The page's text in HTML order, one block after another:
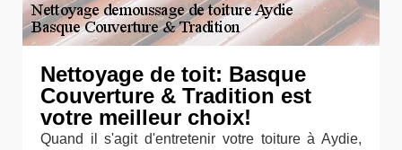
Nettoyage de toit: Basque
Couverture & Tradition est
votre meilleur choix!
Quand il s'agit d'entretenir votre toiture à Aydie,